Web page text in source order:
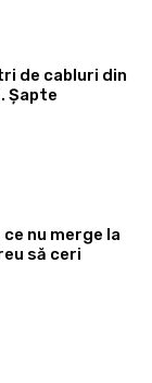
de cabluri din
Șapte
nu merge la
să ceri